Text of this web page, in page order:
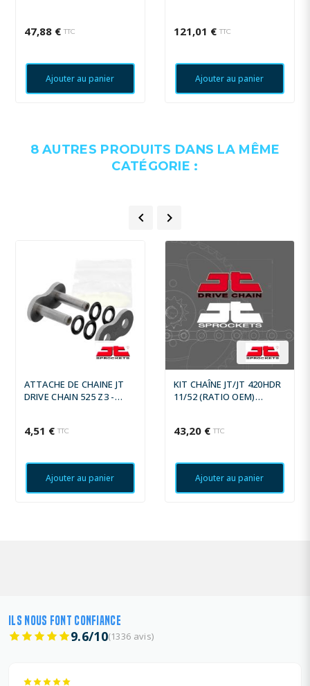
47,88 € TTC
Ajouter au panier
121,01 € TTC
Ajouter au panier
8 AUTRES PRODUITS DANS LA MÊME
CATÉGORIE :
 
ATTACHE DE CHAINE JT
DRIVE CHAIN 525 Z3 -
4,51 € TTC
Ajouter au panier
KIT CHAÎNE JT/JT 420HDR
11/52 (RATIO OEM)
43,20 € TTC
Ajouter au panier
ILS NOUS FONT CONFIANCE
9.6/10(1336 avis)